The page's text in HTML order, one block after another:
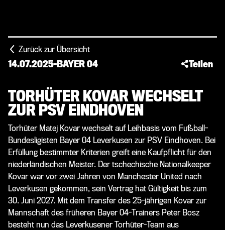
Zurück zur Übersicht
14.07.2025-BAYER 04 Teilen
TORHÜTER KOVAR WECHSELT
ZUR PSV EINDHOVEN
Torhüter Matej Kovar wechselt auf Leihbasis vom Fußball-
Bundesligisten Bayer 04 Leverkusen zur PSV Eindhoven. Bei
Erfüllung bestimmter Kriterien greift eine Kaufpflicht für den
niederländischen Meister. Der tschechische Nationalkeeper
Kovar war vor zwei Jahren von Manchester United nach
Leverkusen gekommen, sein Vertrag hat Gültigkeit bis zum
30. Juni 2027. Mit dem Transfer des 25-jährigen Kovar zur
Mannschaft des früheren Bayer 04-Trainers Peter Bosz
besteht nun das Leverkusener Torhüter-Team aus